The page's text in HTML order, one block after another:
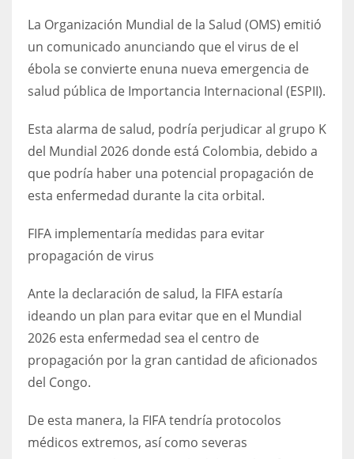
DEN
24
20
NE
16
NYG
24
MIA
La Organización Mundial de la Salud (OMS) emitió
un comunicado anunciando que el virus de el
ébola se convierte enuna nueva emergencia de
salud pública de Importancia Internacional (ESPII).
Esta alarma de salud, podría perjudicar al grupo K
del Mundial 2026 donde está Colombia, debido a
que podría haber una potencial propagación de
esta enfermedad durante la cita orbital.
FIFA implementaría medidas para evitar
propagación de virus
Ante la declaración de salud, la FIFA estaría
ideando un plan para evitar que en el Mundial
2026 esta enfermedad sea el centro de
propagación por la gran cantidad de aficionados
del Congo.
De esta manera, la FIFA tendría protocolos
médicos extremos, así como severas